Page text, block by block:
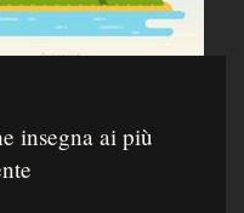
insegna ai più